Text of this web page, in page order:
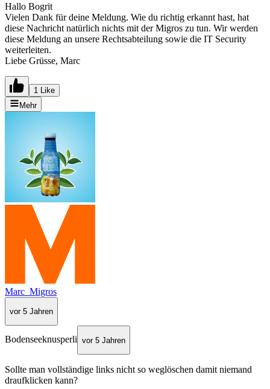
Hallo Bogrit
Vielen Dank für deine Meldung. Wie du richtig erkannt hast, hat
diese Nachricht natürlich nichts mit der Migros zu tun. Wir werden
diese Meldung an unsere Rechtsabteilung sowie die IT Security
weiterleiten.
Liebe Grüsse, Marc
1 Like
Mehr
Marc_Migros
vor 5 Jahren
Bodenseeknusperli vor 5 Jahren
Sollte man vollständige links nicht so weglöschen damit niemand
draufklicken kann?